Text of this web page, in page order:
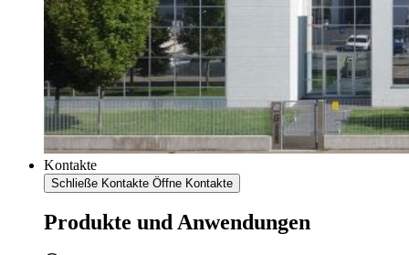
Kontakte
Schließe Kontakte Öffne Kontakte
Produkte und Anwendungen